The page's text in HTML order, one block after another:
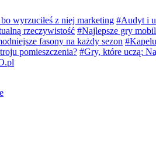
wyrzuciłeś z niej marketing #Audyt i
rzeczywistość #Najlepsze gry
fasony na każdy sezon
pomieszczenia? #Gry, które uczą: